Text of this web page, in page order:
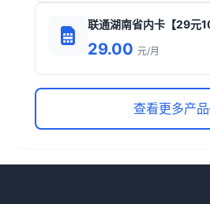
联通湖南省内卡【29元
29.00 元/月
查看更多产品